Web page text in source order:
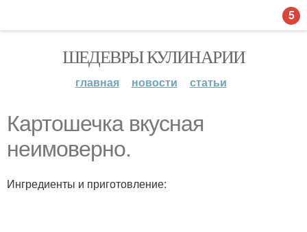
ШЕДЕВРЫ КУЛИНАРИИ
главная новости статьи
Картошечка вкусная
неимоверно.
Ингредиенты и приготовление:
5